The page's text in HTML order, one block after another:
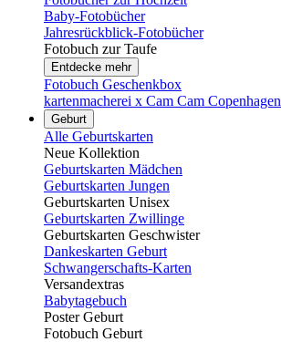
Baby-Fotobücher
Jahresrückblick-Fotobücher
Fotobuch zur Taufe
Entdecke mehr
Fotobuch Geschenkbox
kartenmacherei x Cam Cam Copenhagen
Geburt
Alle Geburtskarten
Neue Kollektion
Geburtskarten Mädchen
Geburtskarten Jungen
Geburtskarten Unisex
Geburtskarten Zwillinge
Geburtskarten Geschwister
Dankeskarten Geburt
Schwangerschafts-Karten
Versandextras
Babytagebuch
Poster Geburt
Fotobuch Geburt